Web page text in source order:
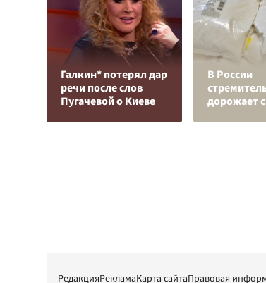
Галкин* потерял дар
речи после слов
Пугачевой о Киеве
В России
дорожает
РедакцияРекламаКарта сайтаПравовая